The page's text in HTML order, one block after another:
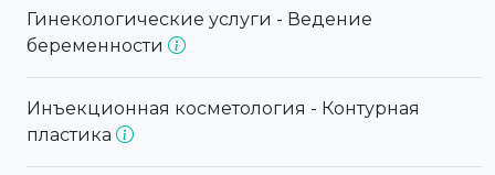
Гинекологические услуги - Ведение
беременности
Инъекционная косметология - Контурная
пластика